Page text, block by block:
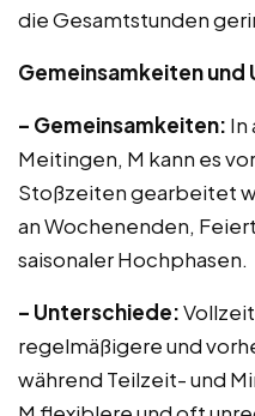
die Gesamtstunden
Gemeinsamkeiten und
– Gemeinsamkeiten: In
Meitingen, M kann es
Stoßzeiten gearbeitet
an Wochenenden,
saisonaler Hochphasen.
– Unterschiede:
regelmäßigere und
während Teilzeit- und